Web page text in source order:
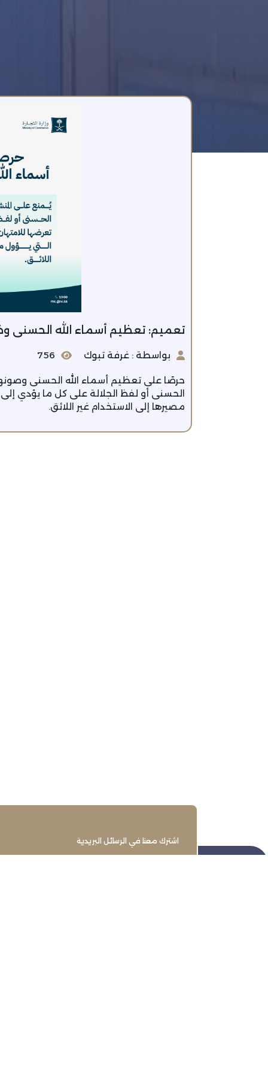
تعميم: تعظيم أسماء الله الحسنى
بواسطة : غرفة تبوك 756
حرصًا على تعظيم أسماء الله الحسنى
الحسنى أو لفظ الجلالة على كل ما يؤدي
مصيرها إلى الاستخدام غير اللائق.
اشترك معنا في الرسائل البريدية